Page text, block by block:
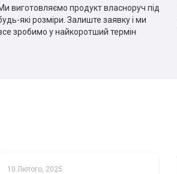
виготовляємо продукт власноруч під
які розміри. Залиште заявку і ми
зробимо у найкоротший термін
10 Лютого, 2025